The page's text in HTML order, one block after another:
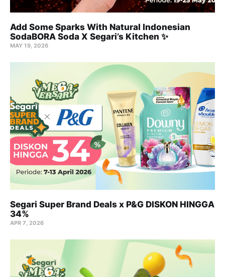
Add Some Sparks With Natural Indonesian
SodaBORA Soda X Segari’s Kitchen ✨
MAY 19, 2026
Segari Super Brand Deals x P&G DISKON HINGGA
34%
APR 7, 2026